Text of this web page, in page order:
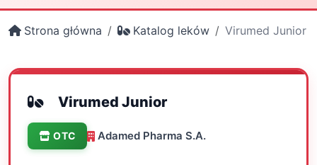
Strona główna Katalog leków Virumed Junior
Virumed Junior
OTC Adamed Pharma S.A.